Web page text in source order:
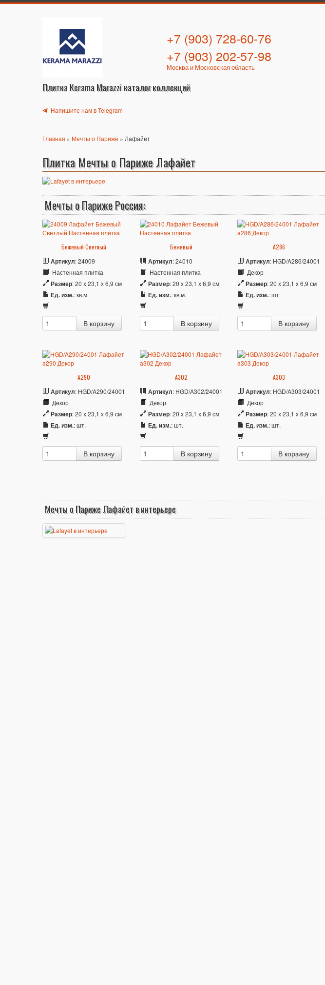
Плитка Kerama Marazzi каталог коллекций
+7 (903) 728-60-76
+7 (903) 202-57-98
Москва и Московская область
Напишите нам в Telegram
Главная » Мечты о Париже » Лафайет
Плитка Мечты о Париже Лафайет
Мечты о Париже Россия:
Бежевый Светлый
Артикул: 24009
Настенная плитка
Размер: 20 x 23,1 x 6,9 см
Ед. изм.: кв.м.
Бежевый
Артикул: 24010
Настенная плитка
Размер: 20 x 23,1 x 6,9 см
Ед. изм.: кв.м.
A286
Артикул: HGD/A286/24001
Декор
Размер: 20 x 23,1 x 6,9 см
Ед. изм.: шт.
A290
Артикул: HGD/A290/24001
Декор
Размер: 20 x 23,1 x 6,9 см
Ед. изм.: шт.
A302
Артикул: HGD/A302/24001
Декор
Размер: 20 x 23,1 x 6,9 см
Ед. изм.: шт.
A303
Артикул: HGD/A303/24001
Декор
Размер: 20 x 23,1 x 6,9 см
Ед. изм.: шт.
Мечты о Париже Лафайет в интерьере